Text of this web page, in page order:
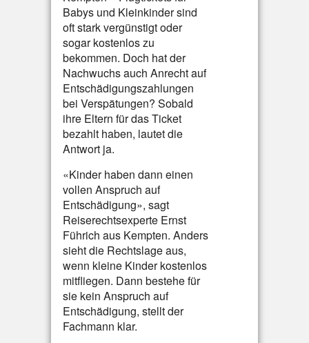
Babys und Kleinkinder sind
oft stark vergünstigt oder
sogar kostenlos zu
bekommen. Doch hat der
Nachwuchs auch Anrecht auf
Entschädigungszahlungen
bei Verspätungen? Sobald
ihre Eltern für das Ticket
bezahlt haben, lautet die
Antwort ja.
«Kinder haben dann einen
vollen Anspruch auf
Entschädigung», sagt
Reiserechtsexperte Ernst
Führich aus Kempten. Anders
sieht die Rechtslage aus,
wenn kleine Kinder kostenlos
mitfliegen. Dann bestehe für
sie kein Anspruch auf
Entschädigung, stellt der
Fachmann klar.